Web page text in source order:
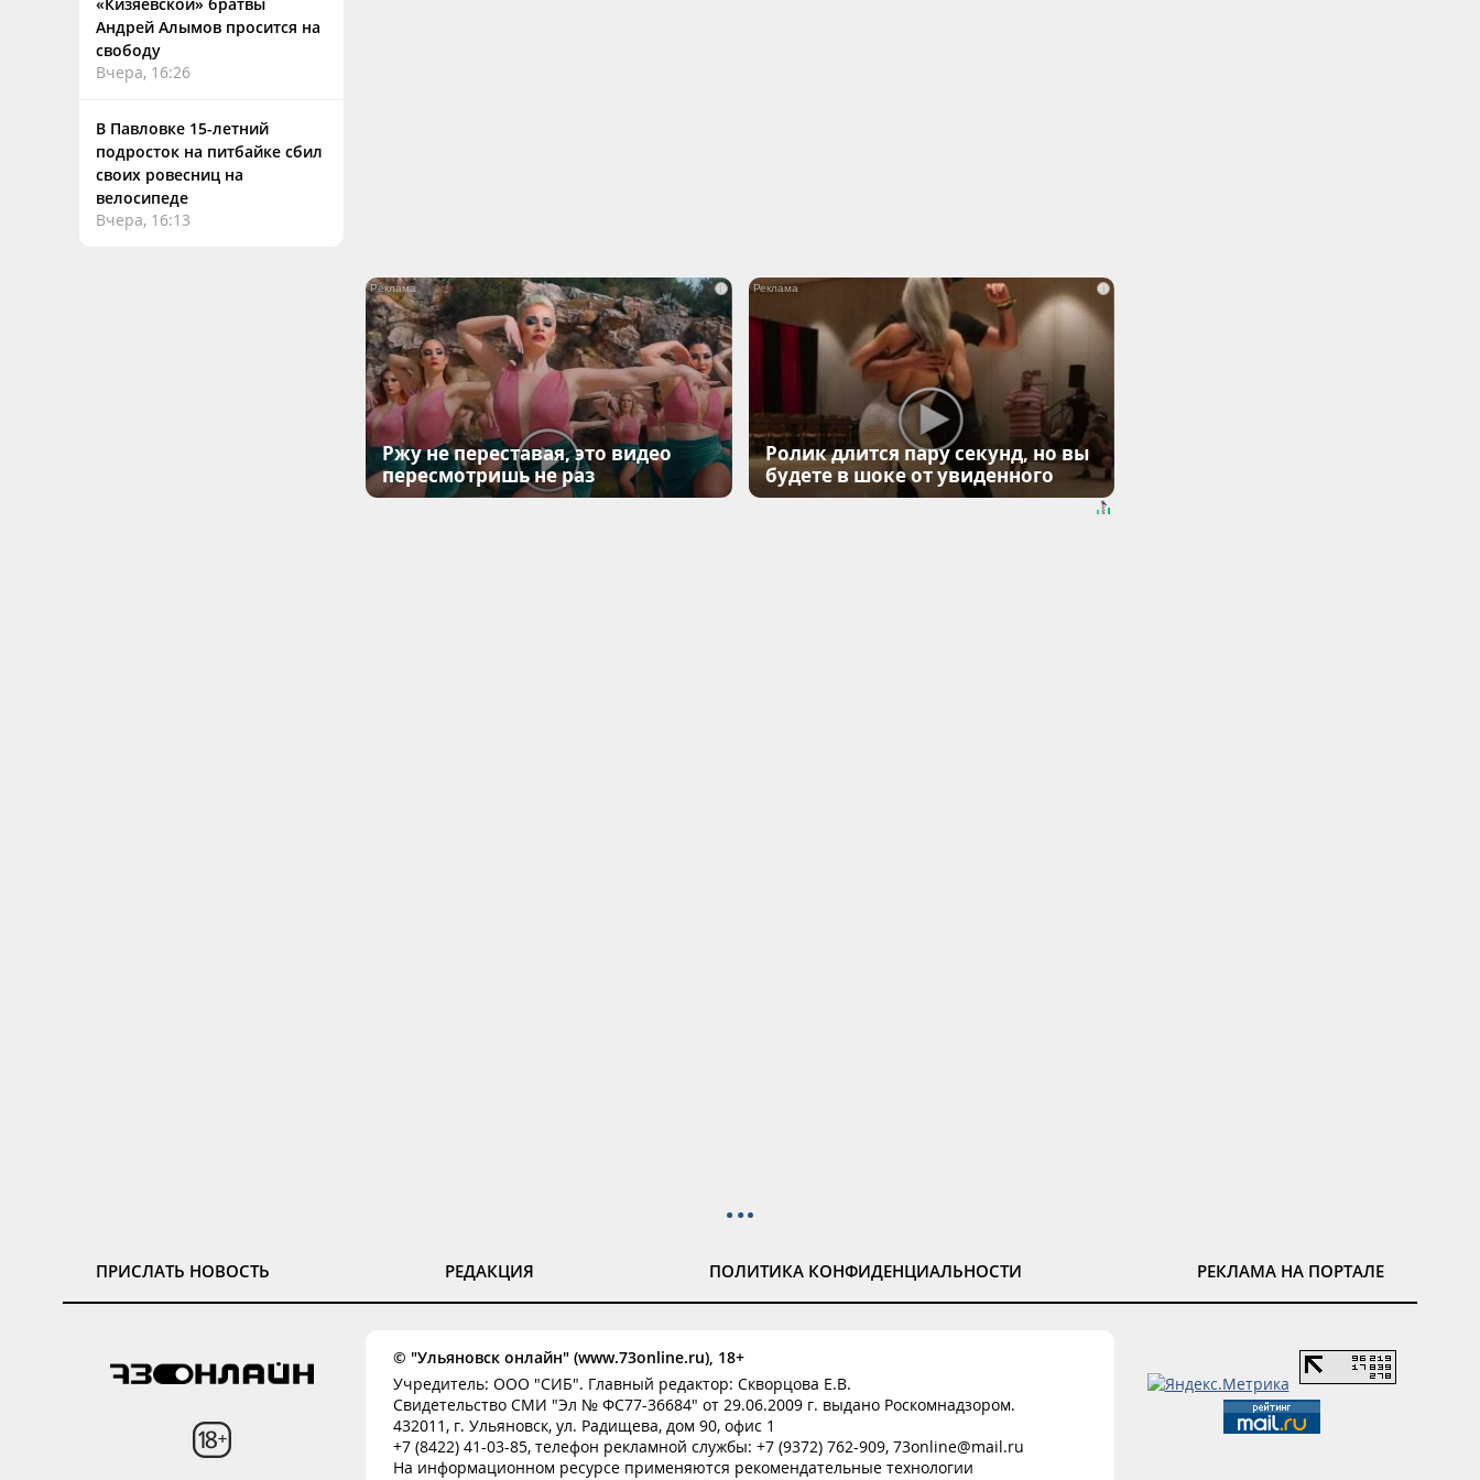
Андрей Алымов просится на
свободу
Вчера, 16:26
В Павловке 15-летний
подросток на питбайке сбил
своих ровесниц на
велосипеде
Вчера, 16:13
i
Ржу не переставая, это видео
пересмотришь не раз
i
Ролик длится пару секунд, но вы
будете в шоке от увиденного
ПРИСЛАТЬ НОВОСТЬ РЕДАКЦИЯ ПОЛИТИКА КОНФИДЕНЦИАЛЬНОСТИ РЕКЛАМА НА ПОРТАЛЕ
© "Ульяновск онлайн" (www.73online.ru), 18+
Учредитель: ООО "СИБ". Главный редактор: Скворцова Е.В.
Свидетельство СМИ "Эл № ФС77-36684" от 29.06.2009 г. выдано Роскомнадзором.
432011, г. Ульяновск, ул. Радищева, дом 90, офис 1
+7 (8422) 41-03-85, телефон рекламной службы: +7 (9372) 762-909, 73online@mail.ru
На информационном ресурсе применяются рекомендательные технологии